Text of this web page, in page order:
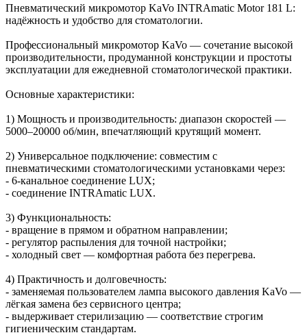
Пневматический микромотор KaVo INTRAmatic Motor 181 L:
надёжность и удобство для стоматологии.
Профессиональный микромотор KaVo — сочетание высокой
производительности, продуманной конструкции и простоты
эксплуатации для ежедневной стоматологической практики.
Основные характеристики:
1) Мощность и производительность: диапазон скоростей —
5000–20000 об/мин, впечатляющий крутящий момент.
2) Универсальное подключение: совместим с
пневматическими стоматологическими установками через:
- 6‑канальное соединение LUX;
- соединение INTRAmatic LUX.
3) Функциональность:
- вращение в прямом и обратном направлении;
- регулятор распыления для точной настройки;
- холодный свет — комфортная работа без перегрева.
4) Практичность и долговечность:
- заменяемая пользователем лампа высокого давления KaVo —
лёгкая замена без сервисного центра;
- выдерживает стерилизацию — соответствие строгим
гигиеническим стандартам.